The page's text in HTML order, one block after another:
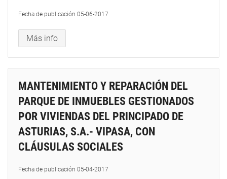
Fecha de publicación 05-06-2017
Más info
MANTENIMIENTO Y REPARACIÓN DEL
PARQUE DE INMUEBLES GESTIONADOS
POR VIVIENDAS DEL PRINCIPADO DE
ASTURIAS, S.A.- VIPASA, CON
CLÁUSULAS SOCIALES
Fecha de publicación 05-04-2017